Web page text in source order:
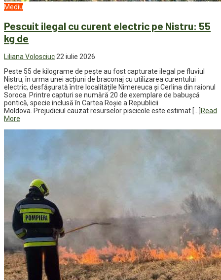
Mediu
Pescuit ilegal cu curent electric pe Nistru: 55
kg de
Liliana Volosciuc22 iulie 2026
Peste 55 de kilograme de pește au fost capturate ilegal pe fluviul
Nistru, în urma unei acțiuni de braconaj cu utilizarea curentului
electric, desfășurată între localitățile Nimereuca și Cerlina din raionul
Soroca. Printre capturi se numără 20 de exemplare de babușcă
pontică, specie inclusă în Cartea Roșie a Republicii
Moldova. Prejudiciul cauzat resurselor piscicole este estimat […] Read
More